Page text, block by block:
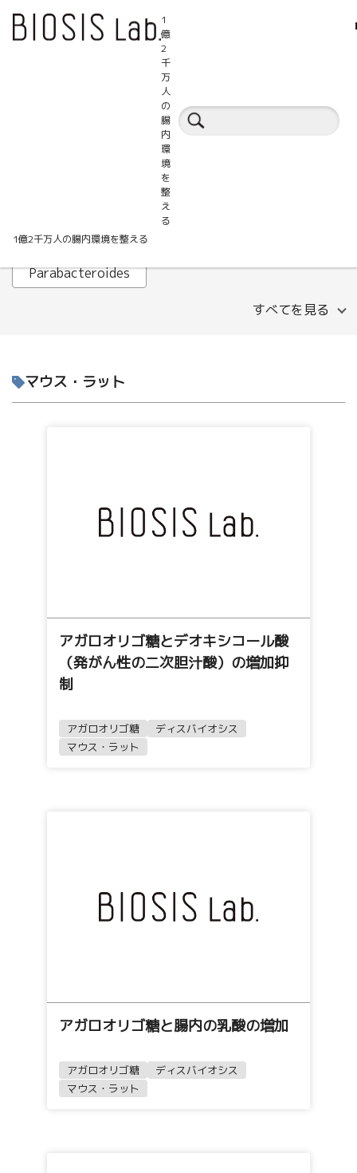
1
億
2
千
万
人
の
腸
内
環
境
を
整
え
る
1億2千万人の腸内環境を整える
B細胞
Faecalibacterium prausnitzii
LDLコレステロール
Parabacteroides
すべてを見る
マウス・ラット
アガロオリゴ糖とデオキシコール酸
（発がん性の二次胆汁酸）の増加抑
制
アガロオリゴ糖
ディスバイオシス
マウス・ラット
アガロオリゴ糖と腸内の乳酸の増加
アガロオリゴ糖
ディスバイオシス
マウス・ラット